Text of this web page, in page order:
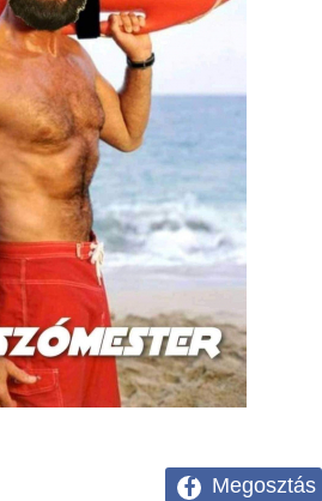
Megosztás